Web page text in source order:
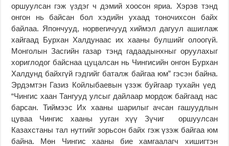
оршуулсан гэж үздэг ч дэмий хоосон яриа. Хэрэв тэнд
онгон нь байсан бол хэдийн ухаад тоночихсон байх
байлаа. Япончууд, норвегичууд хиймэл дагуул ашиглаж
хайгаад Бурхан Халдунаас их хааны булшийг олоогүй.
Монголын Засгийн газар тэнд гадаадынхныг оруулахыг
хориглодог байснаа цуцалсан нь Чингисийн онгон Бурхан
Халдунд байхгүй гэдгийг баталж байгаа юм” гэсэн байна.
Эрдэмтэн Газиз Койлыбаевын үзэж буйгаар тухайн үед
“Чингис хаан Тангууд улсыг дайлаар мордож байгаад нас
барсан. Тиймээс Их хааны шарилыг ачсан гашуудлын
цуваа Чингис хааны ууган хүү Зүчиг оршуулсан
Казахстаны тал нутгийг зорьсон байх гэж үзэж байгаа юм
байна. Мөн Чингис хааны бие хамгаалагч хишигтэн